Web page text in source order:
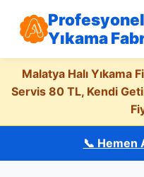
Yıkama
Malatya Halı Yıkama
Servis 80 TL, Kendi
📞 Hemen